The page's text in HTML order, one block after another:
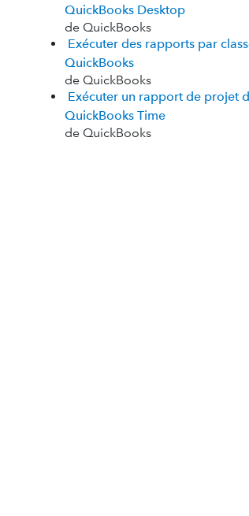
QuickBooks Desktop
de QuickBooks
Exécuter des rapports par
QuickBooks
de QuickBooks
Exécuter un rapport de projet
QuickBooks Time
de QuickBooks